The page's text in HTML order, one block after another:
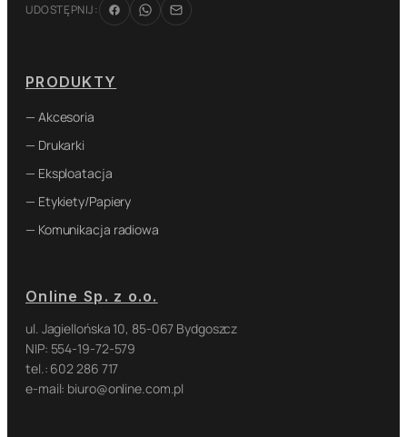
UDOSTĘPNIJ:
PRODUKTY
— Akcesoria
— Drukarki
— Eksploatacja
— Etykiety/Papiery
— Komunikacja radiowa
Online Sp. z o.o.
ul. Jagiellońska 10, 85-067 Bydgoszcz
NIP: 554-19-72-579
tel.: 602 286 717
e-mail: biuro@online.com.pl